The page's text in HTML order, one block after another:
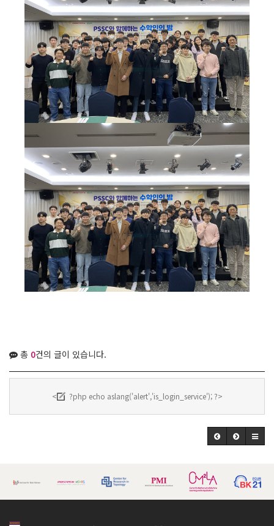
총 0건의 글이 있습니다.
< ?php echo aslang('alert','is_login_service'); ?>